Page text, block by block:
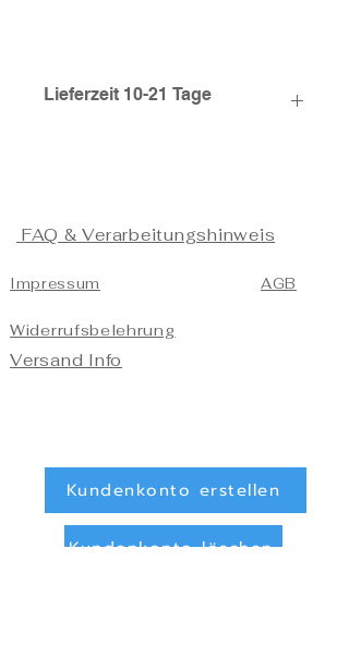
Lieferzeit 10-21 Tage
FAQ & Verarbeitungshinweis
Impressum
Widerrufsbelehrung
Versand Info
AGB
Kundenkonto erstellen
Kundenkonto löschen